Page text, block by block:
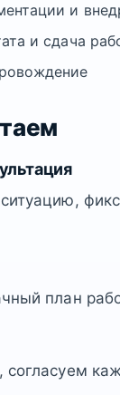
и
и сдача
план